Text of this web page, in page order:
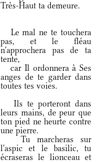
Très-Haut ta demeure.
Le mal ne te touchera
pas, et le fléau
n'approchera pas de ta
tente,
car Il ordonnera à Ses
anges de te garder dans
toutes tes voies.
Ils te porteront dans
leurs mains, de peur que
ton pied ne heurte contre
une pierre.
Tu marcheras sur
l'aspic et le basilic, tu
écraseras le lionceau et